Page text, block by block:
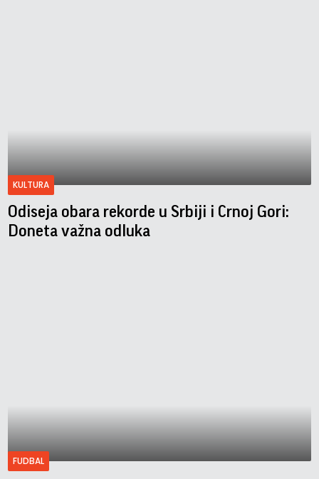
KULTURA
Odiseja obara rekorde u Srbiji i Crnoj Gori:
Doneta važna odluka
FUDBAL